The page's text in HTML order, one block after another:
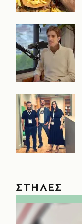
ΣΤΗΛΕΣ